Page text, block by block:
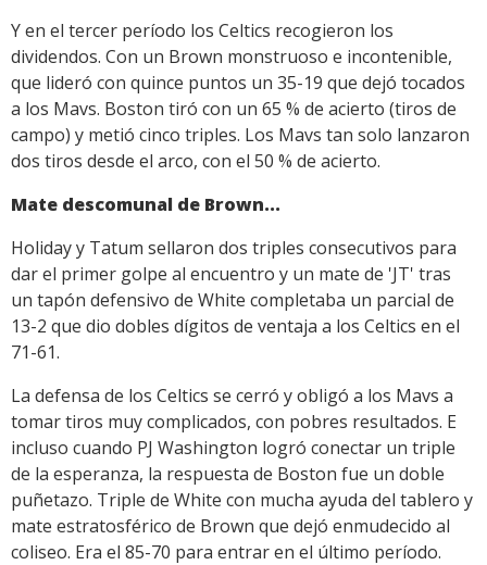
Y en el tercer período los Celtics recogieron los
dividendos. Con un Brown monstruoso e incontenible,
que lideró con quince puntos un 35-19 que dejó tocados
a los Mavs. Boston tiró con un 65 % de acierto (tiros de
campo) y metió cinco triples. Los Mavs tan solo lanzaron
dos tiros desde el arco, con el 50 % de acierto.
Mate descomunal de Brown...
Holiday y Tatum sellaron dos triples consecutivos para
dar el primer golpe al encuentro y un mate de 'JT' tras
un tapón defensivo de White completaba un parcial de
13-2 que dio dobles dígitos de ventaja a los Celtics en el
71-61.
La defensa de los Celtics se cerró y obligó a los Mavs a
tomar tiros muy complicados, con pobres resultados. E
incluso cuando PJ Washington logró conectar un triple
de la esperanza, la respuesta de Boston fue un doble
puñetazo. Triple de White con mucha ayuda del tablero y
mate estratosférico de Brown que dejó enmudecido al
coliseo. Era el 85-70 para entrar en el último período.